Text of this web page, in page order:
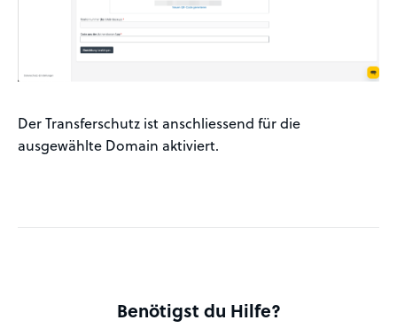
Der Transferschutz ist anschliessend für die
ausgewählte Domain aktiviert.
Benötigst du Hilfe?